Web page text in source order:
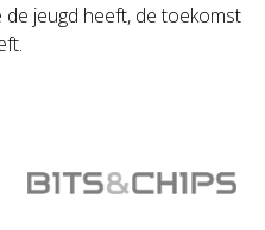
jeugd heeft, de toekomst